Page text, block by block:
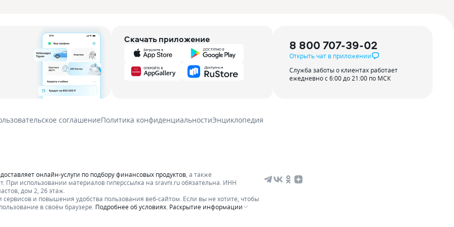
Скачать приложение 8 800 707-39-02
Открыть чат в приложении
Служба заботы о клиентах работает
ежедневно с 6:00 до 21:00 по МСК
соглашениеПолитика конфиденциальностиЭнциклопедия
онлайн-услуги по подбору финансовых продуктов, а также
При использовании материалов гиперссылка на sravni.ru обязательна. ИНН
дом 2, 26 этаж.
сервисов и повышения удобства пользования веб-сайтом. Если вы не хотите, чтобы
в своём браузере. Подробнее об условиях. Раскрытие информации